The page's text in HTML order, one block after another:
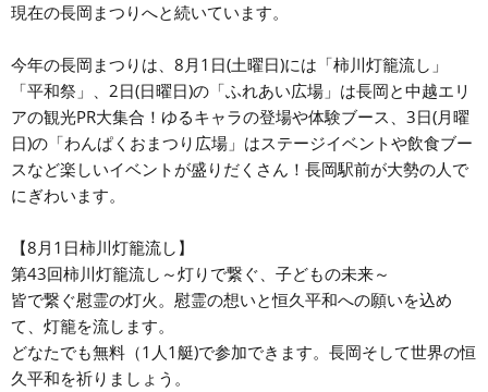
現在の長岡まつりへと続いています。
今年の長岡まつりは、8月1日(土曜日)には「柿川灯籠流し」
「平和祭」、2日(日曜日)の「ふれあい広場」は長岡と中越エリ
アの観光PR大集合！ゆるキャラの登場や体験ブース、3日(月曜
日)の「わんぱくおまつり広場」はステージイベントや飲食ブー
スなど楽しいイベントが盛りだくさん！長岡駅前が大勢の人で
にぎわいます。
【8月1日柿川灯籠流し】
第43回柿川灯籠流し～灯りで繋ぐ、子どもの未来～
皆で繋ぐ慰霊の灯火。慰霊の想いと恒久平和への願いを込め
て、灯籠を流します。
どなたでも無料（1人1艇)で参加できます。長岡そして世界の恒
久平和を祈りましょう。